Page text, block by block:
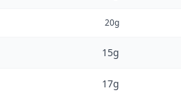
20g
15g
17g